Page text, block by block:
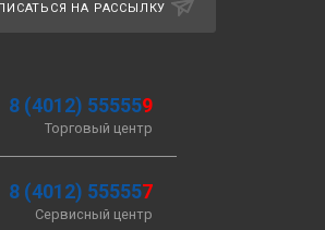
НА РАССЫЛКУ
8 (4012) 555559
Торговый центр
8 (4012) 555557
Сервисный центр